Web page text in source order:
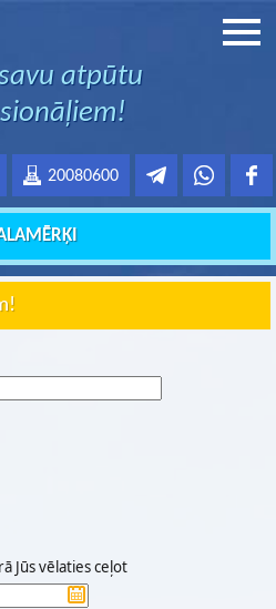
atpūtu
20080600
Jūs vēlaties ceļot